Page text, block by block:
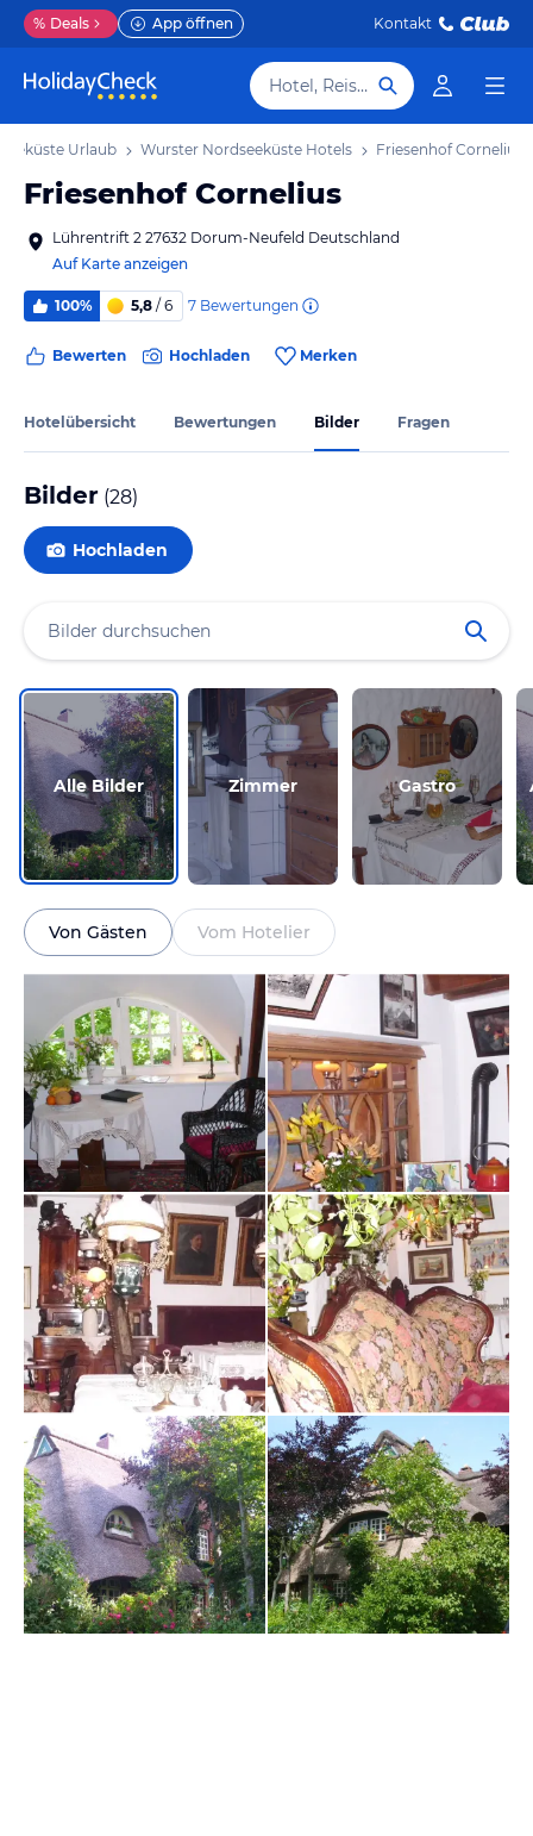
% Deals App öffnen Kontakt
Hotel, Reiseziel
Urlaub Wurster Nordseeküste Hotels Friesenhof Cornelius
Friesenhof Cornelius
Lührentrift 2 27632 Dorum-Neufeld Deutschland
Auf Karte anzeigen
100% 5,8 / 6 7 Bewertungen
Bewerten Hochladen Merken
Hotelübersicht Bewertungen Bilder Fragen
Bilder (28)
Hochladen
Alle Bilder Zimmer Gastro
Von Gästen Vom Hotelier